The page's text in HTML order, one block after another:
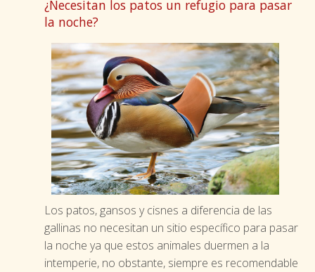
¿Necesitan los patos un refugio para pasar
la noche?
Los patos, gansos y cisnes a diferencia de las
gallinas no necesitan un sitio específico para pasar
la noche ya que estos animales duermen a la
intemperie, no obstante, siempre es recomendable